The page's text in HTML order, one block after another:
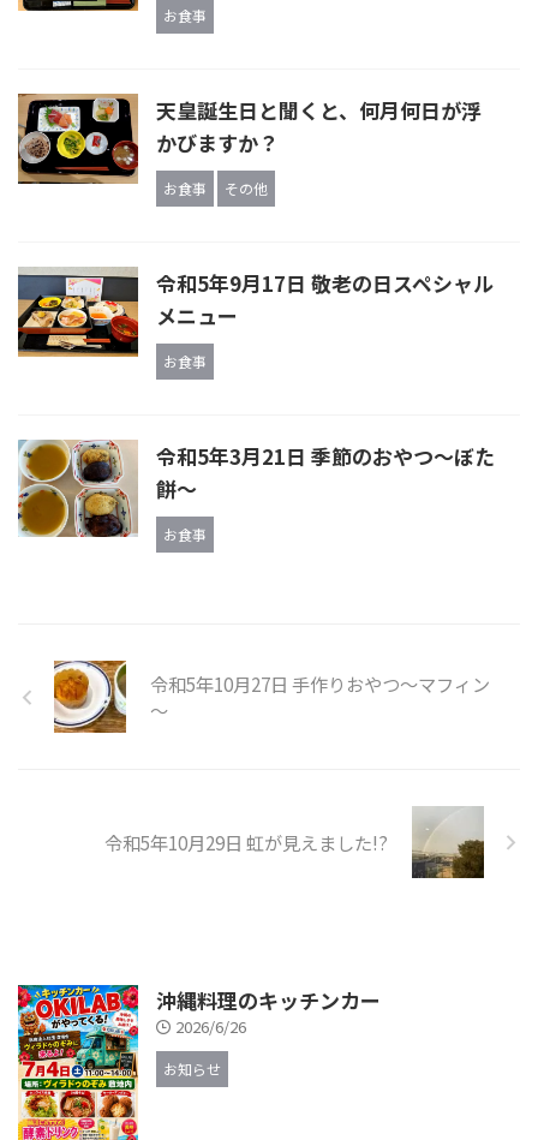
お食事
天皇誕生日と聞くと、何月何日が浮
かびますか？
お食事 その他
令和5年9月17日 敬老の日スペシャル
メニュー
お食事
令和5年3月21日 季節のおやつ～ぼた
餅～
お食事
令和5年10月27日 手作りおやつ～マフィン
～
令和5年10月29日 虹が見えました!?
沖縄料理のキッチンカー
2026/6/26
お知らせ